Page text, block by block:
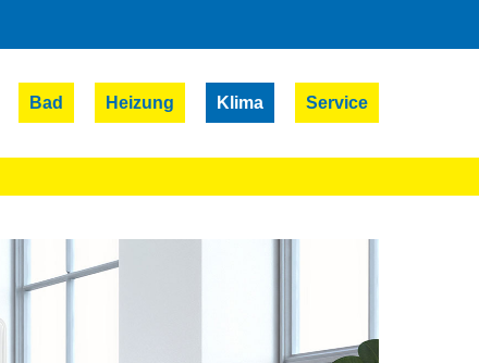
Bad Heizung Klima Service